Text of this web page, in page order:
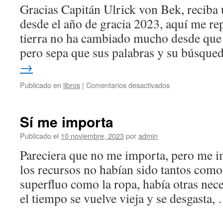
Gracias Capitán Ulrick von Bek, reciba
desde el año de gracia 2023, aquí me
tierra no ha cambiado mucho desde
pero sepa que sus palabras y su
→
Publicado en libros | Comentarios desactivadosen
Sí me importa
Publicado el 10 noviembre, 2023 poradmin
Pareciera que no me importa, pero me
los recursos no habían sido tantos
superfluo como la ropa, había otras
el tiempo se vuelve vieja y se